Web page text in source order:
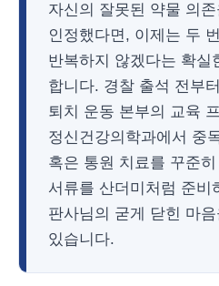
자신의 잘못된 약물 의
인정했다면, 이제는 두
반복하지 않겠다는 확실
합니다. 경찰 출석 전부
퇴치 운동 본부의 교육
정신건강의학과에서 중
혹은 통원 치료를 꾸준
서류를 산더미처럼 준비
판사님의 굳게 닫힌 마
있습니다.